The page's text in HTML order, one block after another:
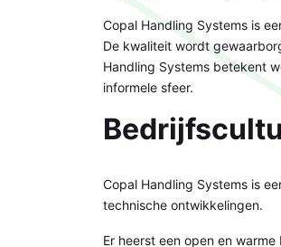
Copal Handling Systems is
De kwaliteit wordt
Handling Systems betekent
informele sfeer.
Copal Handling Systems is
technische ontwikkelingen.
Er heerst een open en